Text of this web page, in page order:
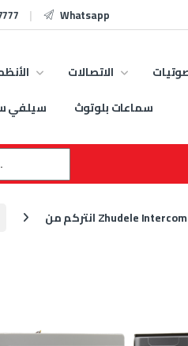
Whatsapp
الاتصالات
سيلفي
سماعات بلوتوث